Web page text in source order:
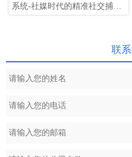
系统-社媒时代的精准社交捕
能客服与用户画像分析，助力
企业高效拓展全球市场。
联